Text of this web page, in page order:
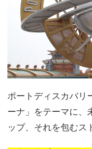
ポートディスカバリ
ーナ」をテーマに、
ップ、それを包むス